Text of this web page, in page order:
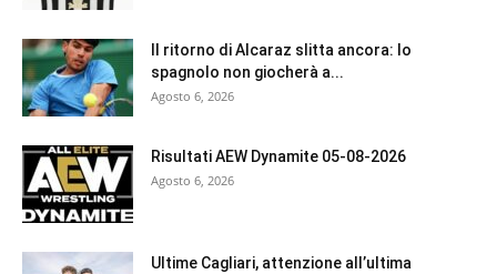
Il ritorno di Alcaraz slitta ancora: lo
spagnolo non giocherà a...
Agosto 6, 2026
Risultati AEW Dynamite 05-08-2026
Agosto 6, 2026
Ultime Cagliari, attenzione all’ultima